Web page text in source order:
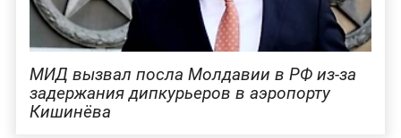
МИД вызвал посла Молдавии в РФ из-за
задержания дипкурьеров в аэропорту
Кишинёва